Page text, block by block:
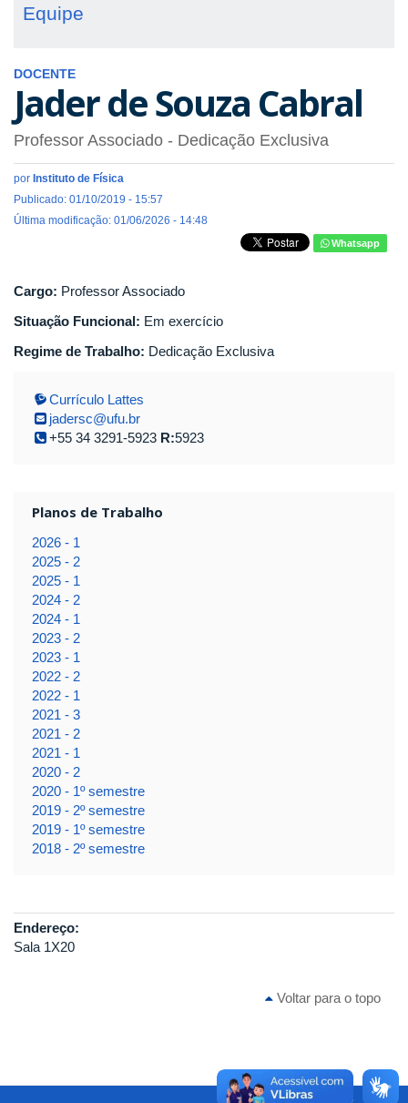
Equipe
DOCENTE
Jader de Souza Cabral
Professor Associado - Dedicação Exclusiva
por Instituto de Física
Publicado: 01/10/2019 - 15:57
Última modificação: 01/06/2026 - 14:48
Whatsapp
Cargo: Professor Associado
Situação Funcional: Em exercício
Regime de Trabalho: Dedicação Exclusiva
Currículo Lattes
jadersc@ufu.br
+55 34 3291-5923 R:5923
Planos de Trabalho
2026 - 1
2025 - 2
2025 - 1
2024 - 2
2024 - 1
2023 - 2
2023 - 1
2022 - 2
2022 - 1
2021 - 3
2021 - 2
2021 - 1
2020 - 2
2020 - 1º semestre
2019 - 2º semestre
2019 - 1º semestre
2018 - 2º semestre
Endereço:
Sala 1X20
Voltar para o topo